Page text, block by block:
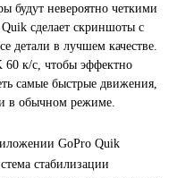
будут невероятно четкими
сделает скриншоты с
детали в лучшем качестве.
60 к/с, чтобы эффектно
самые быстрые движения,
в обычном режиме.
GoPro Quik
стабилизации